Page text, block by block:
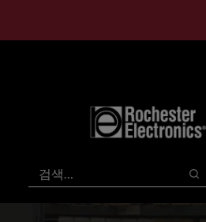
검색